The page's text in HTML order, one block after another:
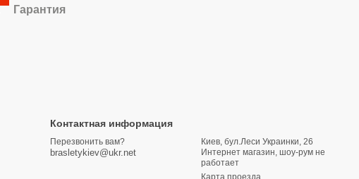
Гарантия
Контактная информация
Перезвонить вам?
brasletykiev@ukr.net
Киев, бул.Леси Украинки, 26
Интернет магазин, шоу-рум не
работает
Карта проезда